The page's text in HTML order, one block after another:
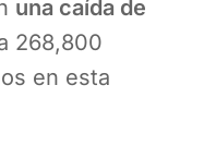
una caída de
268,800
en esta